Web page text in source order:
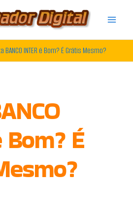
BANCO INTER é Bom? É Grátis Mesmo?
Bom? É